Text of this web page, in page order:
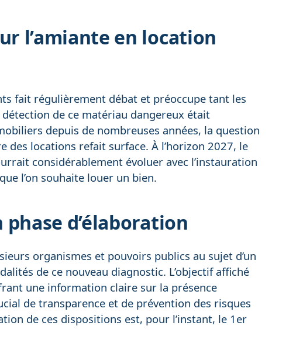
l’amiante en location
fait régulièrement débat et préoccupe tant les
de ce matériau dangereux était
depuis de nombreuses années, la question
des locations refait surface. À l’horizon 2027, le
considérablement évoluer avec l’instauration
l’on souhaite louer un bien.
d’élaboration
organismes et pouvoirs publics au sujet d’un
de ce nouveau diagnostic. L’objectif affiché
une information claire sur la présence
de transparence et de prévention des risques
de ces dispositions est, pour l’instant, le 1er